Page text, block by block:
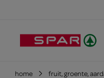
home fruit, groente,